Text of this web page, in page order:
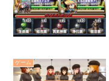
ゲーム